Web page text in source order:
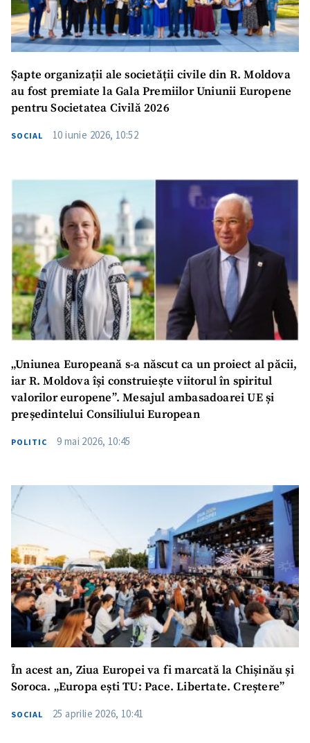
Șapte organizații ale societății civile din R. Moldova
au fost premiate la Gala Premiilor Uniunii Europene
pentru Societatea Civilă 2026
SOCIAL 10 iunie 2026, 10:52
„Uniunea Europeană s-a născut ca un proiect al păcii,
iar R. Moldova își construiește viitorul în spiritul
valorilor europene”. Mesajul ambasadoarei UE și
președintelui Consiliului European
POLITIC 9 mai 2026, 10:45
În acest an, Ziua Europei va fi marcată la Chișinău și
Soroca. „Europa ești TU: Pace. Libertate. Creștere”
SOCIAL 25 aprilie 2026, 10:41